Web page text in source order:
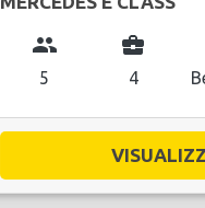
group
5
business_center
4